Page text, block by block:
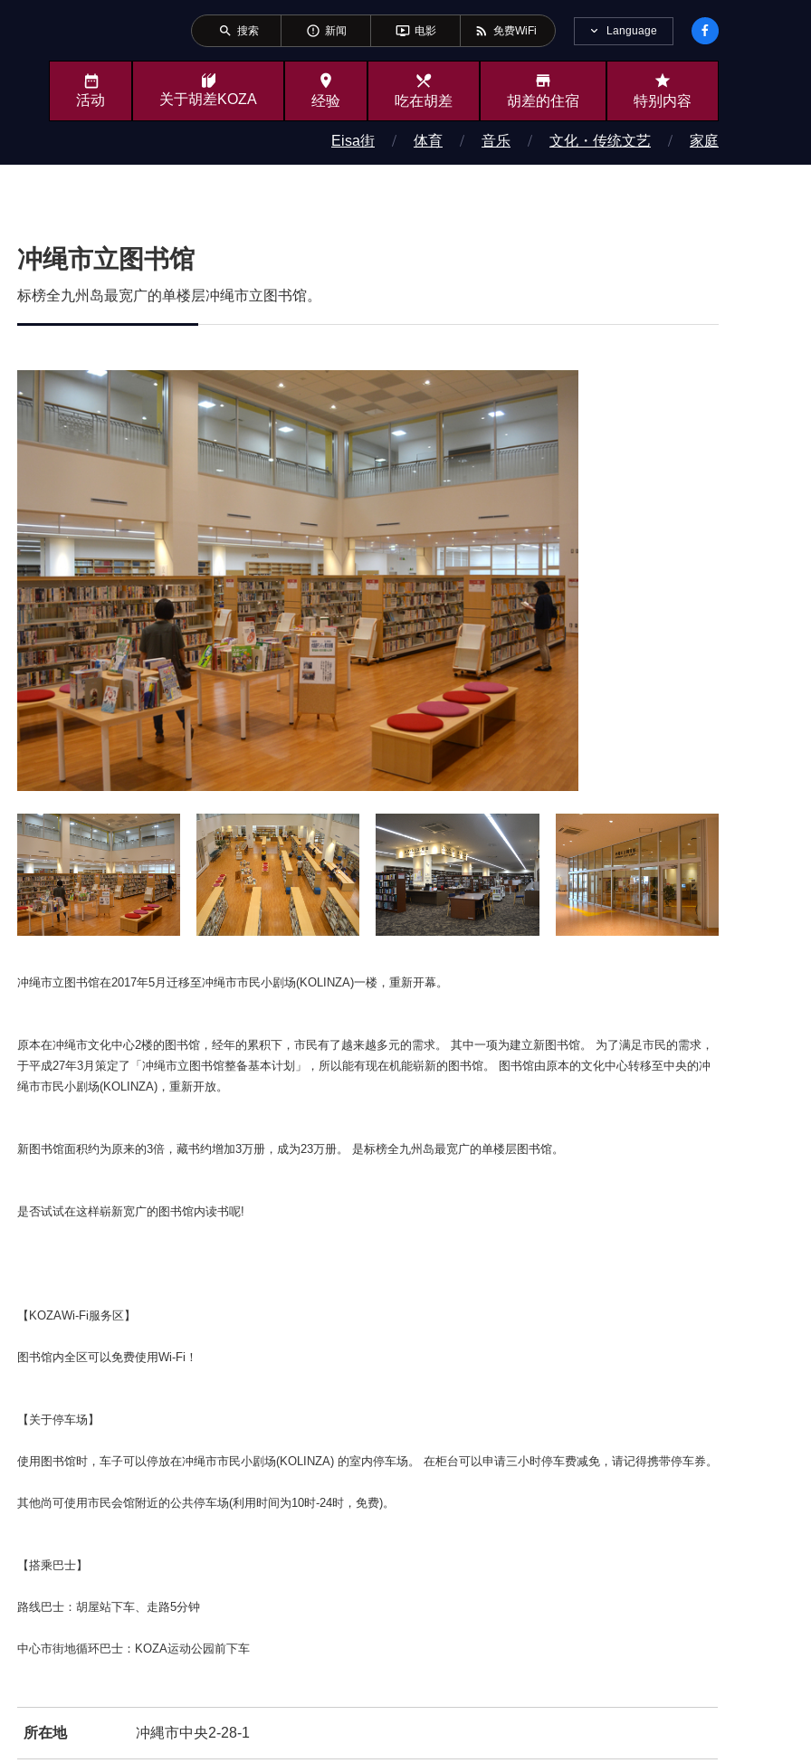
search 搜索 error_outline 新闻 ondemand_video 电影 rss_feed 免费WiFi Language
活动 关于胡差KOZA
place
经验
local_dining
吃在胡差
store
胡差的住宿
star
特别内容
Eisa街 体育 音乐 文化・传统文艺 家庭
冲绳市立图书馆
标榜全九州岛最宽广的单楼层冲绳市立图书馆。
冲绳市立图书馆在2017年5月迁移至冲绳市市民小剧场(KOLINZA)一楼，重新开幕。
原本在冲绳市文化中心2楼的图书馆，经年的累积下，市民有了越来越多元的需求。 其中一项为建立新图书馆。 为了满足市民的需求，
于平成27年3月策定了「冲绳市立图书馆整备基本计划」，所以能有现在机能崭新的图书馆。 图书馆由原本的文化中心转移至中央的冲
绳市市民小剧场(KOLINZA)，重新开放。
新图书馆面积约为原来的3倍，藏书约增加3万册，成为23万册。 是标榜全九州岛最宽广的单楼层图书馆。
是否试试在这样崭新宽广的图书馆内读书呢!
【KOZAWi-Fi服务区】
图书馆内全区可以免费使用Wi-Fi！
【关于停车场】
使用图书馆时，车子可以停放在冲绳市市民小剧场(KOLINZA) 的室内停车场。 在柜台可以申请三小时停车费减免，请记得携带停车券。
其他尚可使用市民会馆附近的公共停车场(利用时间为10时-24时，免费)。
【搭乘巴士】
路线巴士：胡屋站下车、走路5分钟
中心市街地循环巴士：KOZA运动公园前下车
所在地 冲縄市中央2-28-1